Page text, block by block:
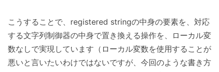
こうすることで、registered stringの中身の要素を、対応
する文字列制御器の中身で置き換える操作を、ローカル変
数なしで実現しています（ローカル変数を使用することが
悪いと言いたいわけではないですが、今回のような書き方